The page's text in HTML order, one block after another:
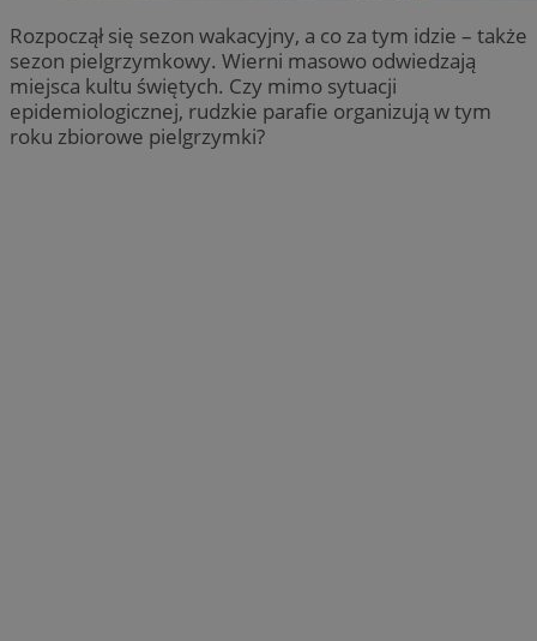
Rozpoczął się sezon wakacyjny, a co za tym idzie – także
sezon pielgrzymkowy. Wierni masowo odwiedzają
miejsca kultu świętych. Czy mimo sytuacji
epidemiologicznej, rudzkie parafie organizują w tym
roku zbiorowe pielgrzymki?